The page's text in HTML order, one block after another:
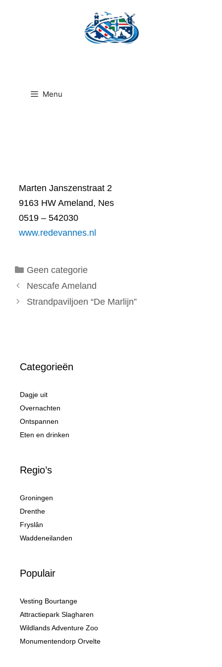
Menu
Marten Janszenstraat 2
9163 HW Ameland, Nes
0519 – 542030
www.redevannes.nl
Categorieën
Geen categorie
Nescafe Ameland
Strandpaviljoen “De Marlijn”
Categorieën
Dagje uit
Overnachten
Ontspannen
Eten en drinken
Regio’s
Groningen
Drenthe
Fryslân
Waddeneilanden
Populair
Vesting Bourtange
Attractiepark Slagharen
Wildlands Adventure Zoo
Monumentendorp Orvelte